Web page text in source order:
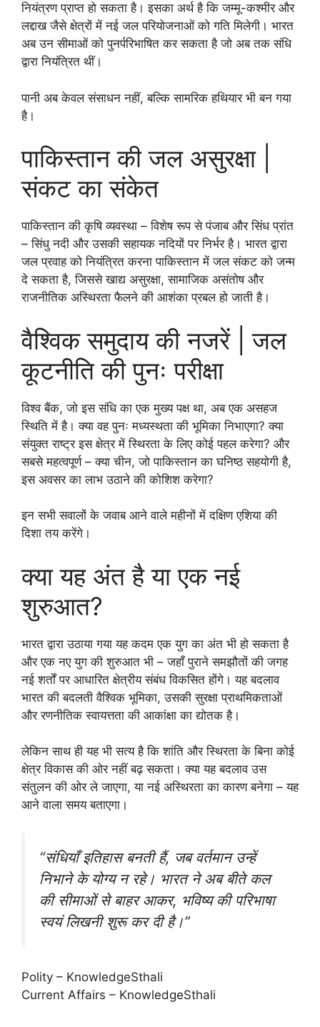
नियंत्रण प्राप्त हो सकता है। इसका अर्थ है कि जम्मू-कश्मीर और
लद्दाख जैसे क्षेत्रों में नई जल परियोजनाओं को गति मिलेगी। भारत
अब उन सीमाओं को पुनर्परिभाषित कर सकता है जो अब तक संधि
द्वारा नियंत्रित थीं।
पानी अब केवल संसाधन नहीं, बल्कि सामरिक हथियार भी बन गया
है।
पाकिस्तान की जल असुरक्षा |
संकट का संकेत
पाकिस्तान की कृषि व्यवस्था – विशेष रूप से पंजाब और सिंध प्रांत
– सिंधु नदी और उसकी सहायक नदियों पर निर्भर है। भारत द्वारा
जल प्रवाह को नियंत्रित करना पाकिस्तान में जल संकट को जन्म
दे सकता है, जिससे खाद्य असुरक्षा, सामाजिक असंतोष और
राजनीतिक अस्थिरता फैलने की आशंका प्रबल हो जाती है।
वैश्विक समुदाय की नजरें | जल
कूटनीति की पुनः परीक्षा
विश्व बैंक, जो इस संधि का एक मुख्य पक्ष था, अब एक असहज
स्थिति में है। क्या वह पुनः मध्यस्थता की भूमिका निभाएगा? क्या
संयुक्त राष्ट्र इस क्षेत्र में स्थिरता के लिए कोई पहल करेगा? और
सबसे महत्वपूर्ण – क्या चीन, जो पाकिस्तान का घनिष्ठ सहयोगी है,
इस अवसर का लाभ उठाने की कोशिश करेगा?
इन सभी सवालों के जवाब आने वाले महीनों में दक्षिण एशिया की
दिशा तय करेंगे।
क्या यह अंत है या एक नई
शुरुआत?
भारत द्वारा उठाया गया यह कदम एक युग का अंत भी हो सकता है
और एक नए युग की शुरुआत भी – जहाँ पुराने समझौतों की जगह
नई शर्तों पर आधारित क्षेत्रीय संबंध विकसित होंगे। यह बदलाव
भारत की बदलती वैश्विक भूमिका, उसकी सुरक्षा प्राथमिकताओं
और रणनीतिक स्वायत्तता की आकांक्षा का द्योतक है।
लेकिन साथ ही यह भी सत्य है कि शांति और स्थिरता के बिना कोई
क्षेत्र विकास की ओर नहीं बढ़ सकता। क्या यह बदलाव उस
संतुलन की ओर ले जाएगा, या नई अस्थिरता का कारण बनेगा – यह
आने वाला समय बताएगा।
“संधियाँ इतिहास बनती हैं, जब वर्तमान उन्हें
निभाने के योग्य न रहे। भारत ने अब बीते कल
की सीमाओं से बाहर आकर, भविष्य की परिभाषा
स्वयं लिखनी शुरू कर दी है।”
Polity – KnowledgeSthali
Current Affairs – KnowledgeSthali